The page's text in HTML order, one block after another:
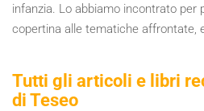
infanzia. Lo abbiamo incontrato per
copertina alle tematiche affrontate,
Tutti gli articoli e libri
di Teseo